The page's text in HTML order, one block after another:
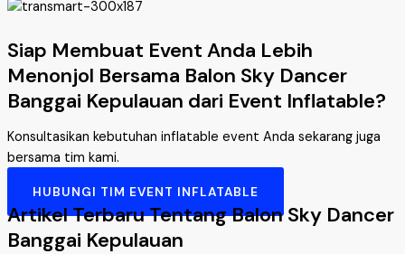
Siap Membuat Event Anda Lebih
Menonjol Bersama Balon Sky Dancer
Banggai Kepulauan dari Event Inflatable?
Konsultasikan kebutuhan inflatable event Anda sekarang juga
bersama tim kami.
HUBUNGI TIM EVENT INFLATABLE
Artikel Terbaru Tentang Balon Sky Dancer
Banggai Kepulauan